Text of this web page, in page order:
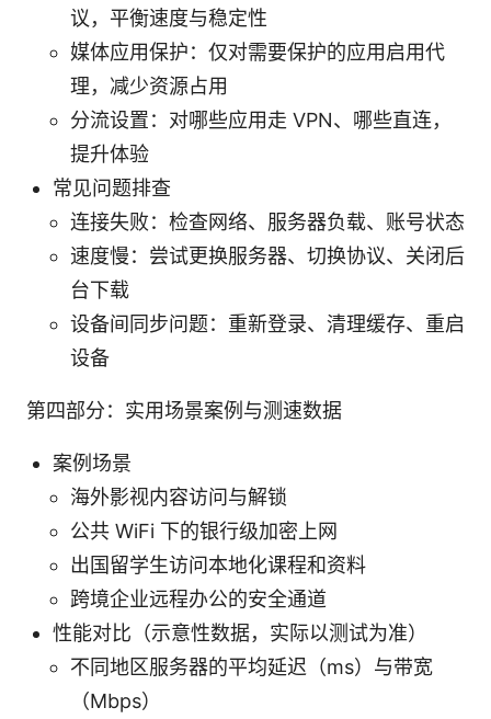
议，平衡速度与稳定性
媒体应用保护：仅对需要保护的应用启用代
理，减少资源占用
分流设置：对哪些应用走 VPN、哪些直连，
提升体验
常见问题排查
连接失败：检查网络、服务器负载、账号状态
速度慢：尝试更换服务器、切换协议、关闭后
台下载
设备间同步问题：重新登录、清理缓存、重启
设备
第四部分：实用场景案例与测速数据
案例场景
海外影视内容访问与解锁
公共 WiFi 下的银行级加密上网
出国留学生访问本地化课程和资料
跨境企业远程办公的安全通道
性能对比（示意性数据，实际以测试为准）
不同地区服务器的平均延迟（ms）与带宽
（Mbps）